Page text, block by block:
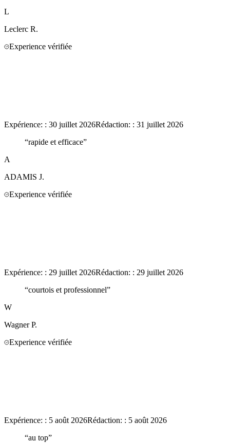
L
Leclerc R.
Experience vérifiée
Expérience: : 30 juillet 2026Rédaction: : 31 juillet 2026
“rapide et efficace”
A
ADAMIS J.
Experience vérifiée
Expérience: : 29 juillet 2026Rédaction: : 29 juillet 2026
“courtois et professionnel”
W
Wagner P.
Experience vérifiée
Expérience: : 5 août 2026Rédaction: : 5 août 2026
“au top”